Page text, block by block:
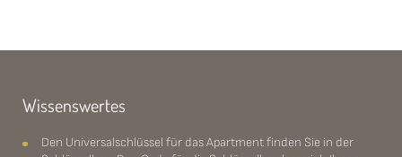
Wissenswertes
Den Universalschlüssel für das Apartment finden Sie in der